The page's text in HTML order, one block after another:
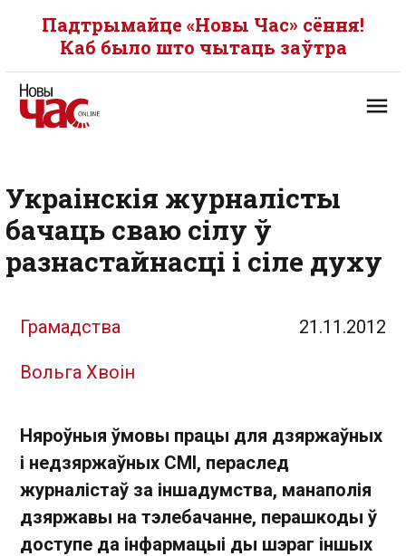
Падтрымайце «Новы Час» сёння!
Каб было што чытаць заўтра
Украінскія журналісты
бачаць сваю сілу ў
разнастайнасці і сіле духу
Грамадства 21.11.2012
Вольга Хвоін
Няроўныя ўмовы працы для дзяржаўных
і недзяржаўных СМІ, пераслед
журналістаў за іншадумства, манаполія
дзяржавы на тэлебачанне, перашкоды ў
доступе да інфармацыі ды шэраг іншых